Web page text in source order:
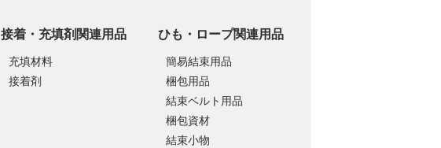
接着・充填剤関連用品
充填材料
接着剤
ひも・ロープ関連用品
簡易結束用品
梱包用品
結束ベルト用品
梱包資材
結束小物